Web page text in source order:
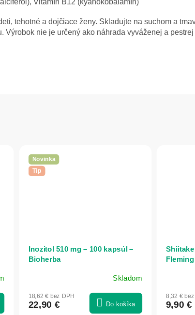
tehotné a dojčiace ženy. Skladujte na suchom a
Výrobok nie je určený ako náhrada vyváženej a pestrej
Novinka
Tip
Inozitol 510 mg – 100 kapsúl –
Bioherba
Skladom
18,62 € bez DPH
22,90 € Do košíka
Fleming
8,32 €
9,90 €